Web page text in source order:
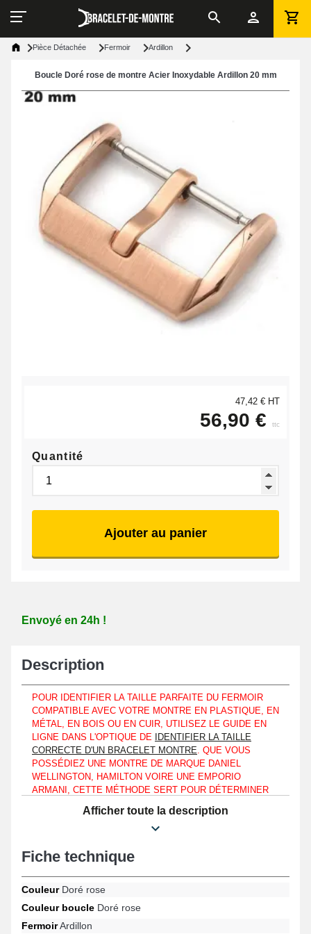
Pièce Détachée Fermoir Ardillon
Boucle Doré rose de montre Acier Inoxydable Ardillon 20 mm
47,42 € HT
56,90 € ttc
Quantité
Ajouter au panier
Envoyé en 24h !
Description
POUR IDENTIFIER LA TAILLE PARFAITE DU FERMOIR
COMPATIBLE AVEC VOTRE MONTRE EN PLASTIQUE, EN
MÉTAL, EN BOIS OU EN CUIR, UTILISEZ LE GUIDE EN
LIGNE DANS L'OPTIQUE DE
IDENTIFIER LA TAILLE
CORRECTE D'UN BRACELET MONTRE. QUE VOUS
POSSÉDIEZ UNE MONTRE DE MARQUE DANIEL
WELLINGTON, HAMILTON VOIRE UNE EMPORIO
ARMANI, CETTE MÉTHODE SERT POUR DÉTERMINER
COMMANDER LE FERMOIR SEMBLABLE
beaucoup plus, le fermoir montre est de type ardillon. Pour
homme comme femme, cet article "Boucle Doré rose de montre
Acier Inoxydable Ardillon 20 mm" assure une solidité durable au
quotidien. Offrant un port fiable sur le poignet, cet article de
fixation est idéal pour procurer une connexion solide avec les
ce produit se fait remarquer grâce à sa robustesse et garantit une
Afficher toute la description
Fiche technique
CouleurDoré rose
Couleur boucle Doré rose
FermoirArdillon